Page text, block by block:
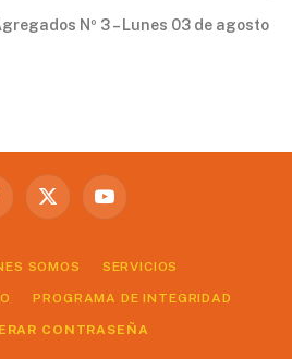
Nº 3 – Lunes 03 de agosto
X
YouTube
SOMOS SERVICIOS
PROGRAMA DE INTEGRIDAD
CONTRASEÑA